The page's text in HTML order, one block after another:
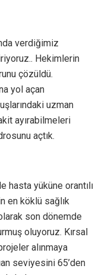
verdiğimiz
Hekimlerin
çözüldü.
yol açan
uzman
ayırabilmeleri
açtık.
yüküne orantılı
en köklü sağlık
son dönemde
oluyoruz. Kırsal
alınmaya
seviyesini 65’den